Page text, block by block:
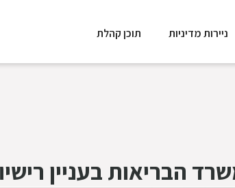
ניירות מדיניות תוכן קהלת
הבריאות בעניין